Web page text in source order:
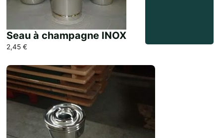
Seau à champagne INOX
2,45 €